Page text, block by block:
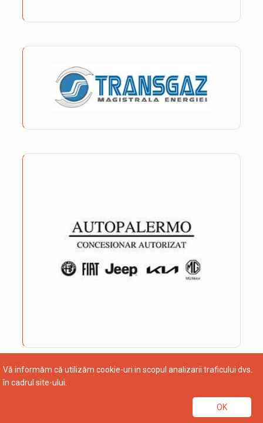
Vă informăm că utilizăm cookie-uri in scopul analizarii traficului dvs.
în cadrul site-ului.
OK